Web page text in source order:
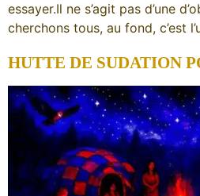
essayer.Il ne s’agit pas d’une
cherchons tous, au fond, c’est
HUTTE DE SUDATION